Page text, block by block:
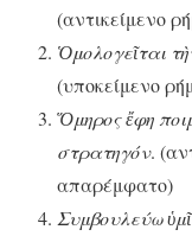
(αντικείμενο
Ὁμολογεῖται
(υποκείμενο
Ὅμηρος ἔφη
στρατηγόν.
απαρέμφατο)
Συμβουλεύω